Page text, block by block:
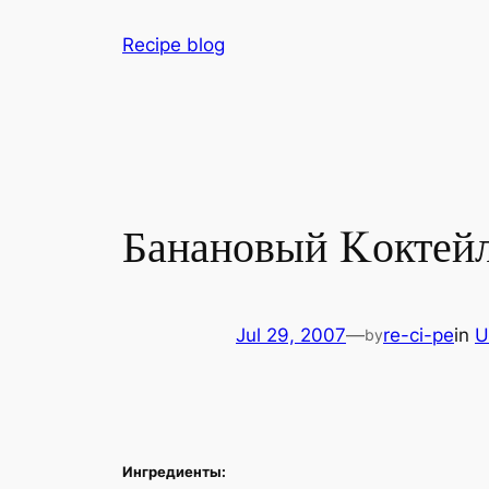
Recipe blog
Банановый
Jul 29, 2007—byre-ci-pein
Ингредиенты: